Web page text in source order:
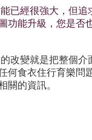
已經很強大，但
功能升級，您是否
改變就是把整個
何食衣住行育樂問
關的資訊。